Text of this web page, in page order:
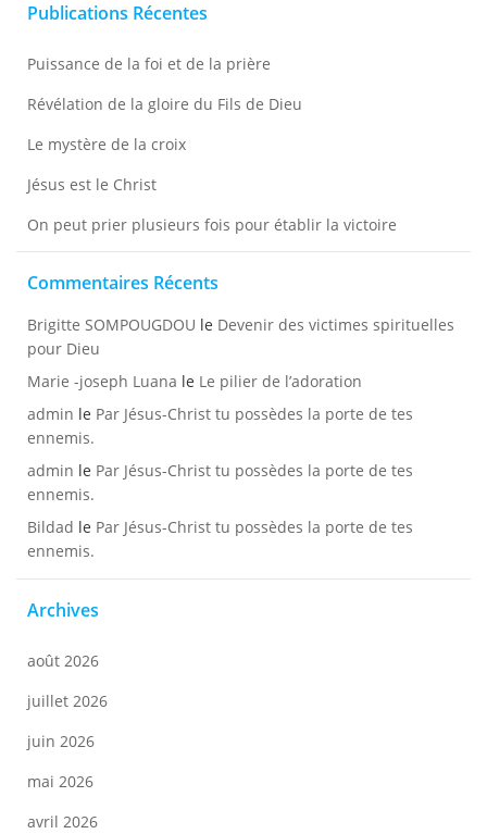
Publications Récentes
Puissance de la foi et de la prière
Révélation de la gloire du Fils de Dieu
Le mystère de la croix
Jésus est le Christ
On peut prier plusieurs fois pour établir la victoire
Commentaires Récents
Brigitte SOMPOUGDOU le Devenir des victimes spirituelles
pour Dieu
Marie -joseph Luana le Le pilier de l’adoration
admin le Par Jésus-Christ tu possèdes la porte de tes
ennemis.
admin le Par Jésus-Christ tu possèdes la porte de tes
ennemis.
Bildad le Par Jésus-Christ tu possèdes la porte de tes
ennemis.
Archives
août 2026
juillet 2026
juin 2026
mai 2026
avril 2026